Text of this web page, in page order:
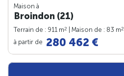
Maison à
Broindon (21)
Terrain de : 911 m2 | Maison de : 83 m2
à partir de 280 462 €